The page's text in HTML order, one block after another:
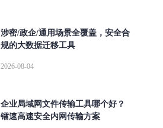
涉密/政企/通用场景全覆盖，安全合
规的大数据迁移工具
2026-08-04
企业局域网文件传输工具哪个好？
镭速高速安全内网传输方案